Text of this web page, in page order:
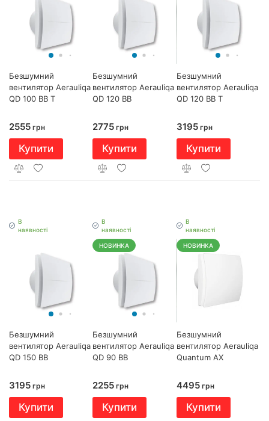
Безшумний
вентилятор Aerauliqa
QD 100 BB T
2555 грн
Купити
Безшумний
вентилятор Aerauliqa
QD 120 BB
2775 грн
Купити
Безшумний
вентилятор Aerauliqa
QD 120 BB T
3195грн
Купити
В
наявності
Безшумний
вентилятор Aerauliqa
QD 150 BB
3195 грн
Купити
В
наявності
НОВИНКА
Безшумний
вентилятор Aerauliqa
QD 90 BB
2255 грн
Купити
В
наявності
НОВИНКА
Безшумний
вентилятор Aerauliqa
Quantum AX
4495грн
Купити